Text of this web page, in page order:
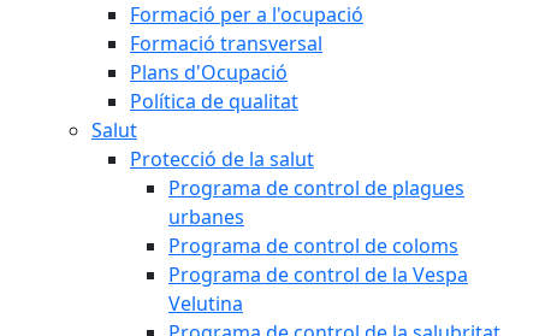
Formació per a l'ocupació
Formació transversal
Plans d'Ocupació
Política de qualitat
Salut
Protecció de la salut
Programa de control de plagues
urbanes
Programa de control de coloms
Programa de control de la Vespa
Velutina